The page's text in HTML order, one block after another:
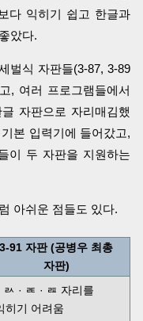
다 익히기 쉽고 한글과
았다.
벌식 자판들(3-87, 3-89
, 여러 프로그램들에서
자판으로 자리매김했
본 입력기에 들어갔고,
이 두 자판을 지원하는
아쉬운 점들도 있다.
3-91 자판 (공병우 최총
자판)
ㄽ · ㄾ · ㄿ 자리를
히기 어려움